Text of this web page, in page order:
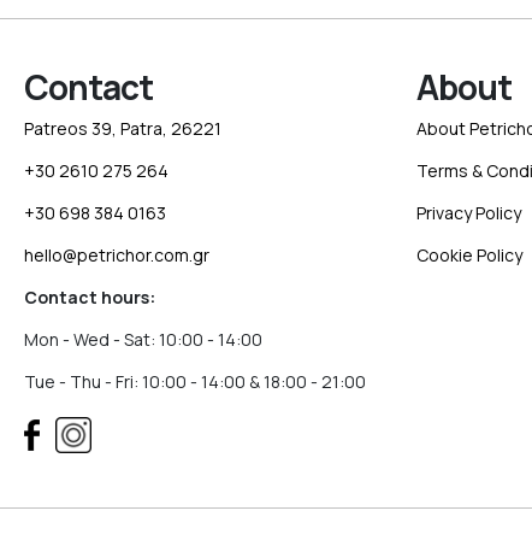
Contact
Patreos 39, Patra, 26221
+30 2610 275 264
+30 698 384 0163
hello@petrichor.com.gr
Contact hours:
Mon - Wed - Sat: 10:00 - 14:00
Tue - Thu - Fri: 10:00 - 14:00 & 18:00 - 21:00
About
About
Terms &
Privacy Policy
Cookie Policy